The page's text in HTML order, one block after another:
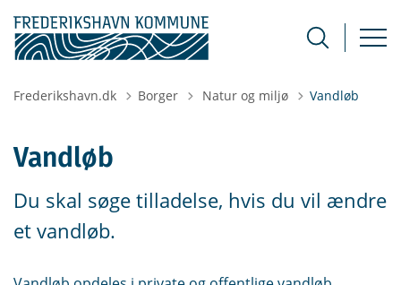
Frederikshavn.dk Borger Tilbage til
Natur og miljø Vandløb
Vandløb
Du skal søge tilladelse, hvis du vil ændre
et vandløb.